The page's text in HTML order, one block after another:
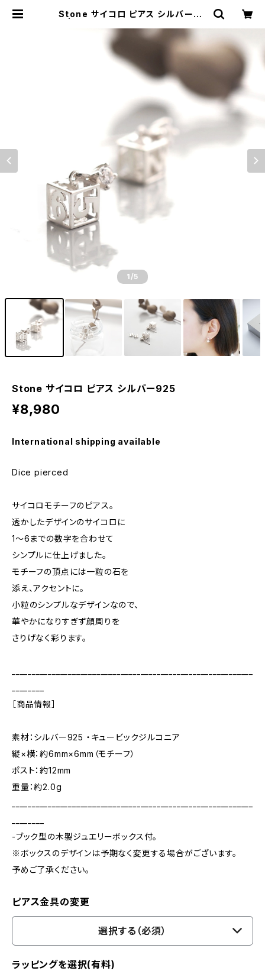
Stone サイコロ ピアス シルバー92
elry) レディース メンズ アクセサリー
ネックレス ピアス 指輪 ギフト
1 /5
Stone サイコロ ピアス シルバー925
¥8,980
International shipping available
Dice pierced
サイコロモチーフのピアス。
透かしたデザインのサイコロに
1～6までの数字を合わせて
シンプルに仕上げました。
モチーフの頂点には一粒の石を
添え、アクセントに。
小粒のシンプルなデザインなので、
華やかになりすぎず顔周りを
さりげなく彩ります。
［商品情報］
素材：シルバー925 ・キュービックジルコニア
縦×横：約6mm×6mm（モチーフ）
ポスト：約12mm
重量：約2.0g
-ブック型の木製ジュエリーボックス付。
※ボックスのデザインは予期なく変更する場合がございます。
予めご了承ください。
ピアス金具の変更
選択する（必須）
ラッピングを選択(有料)